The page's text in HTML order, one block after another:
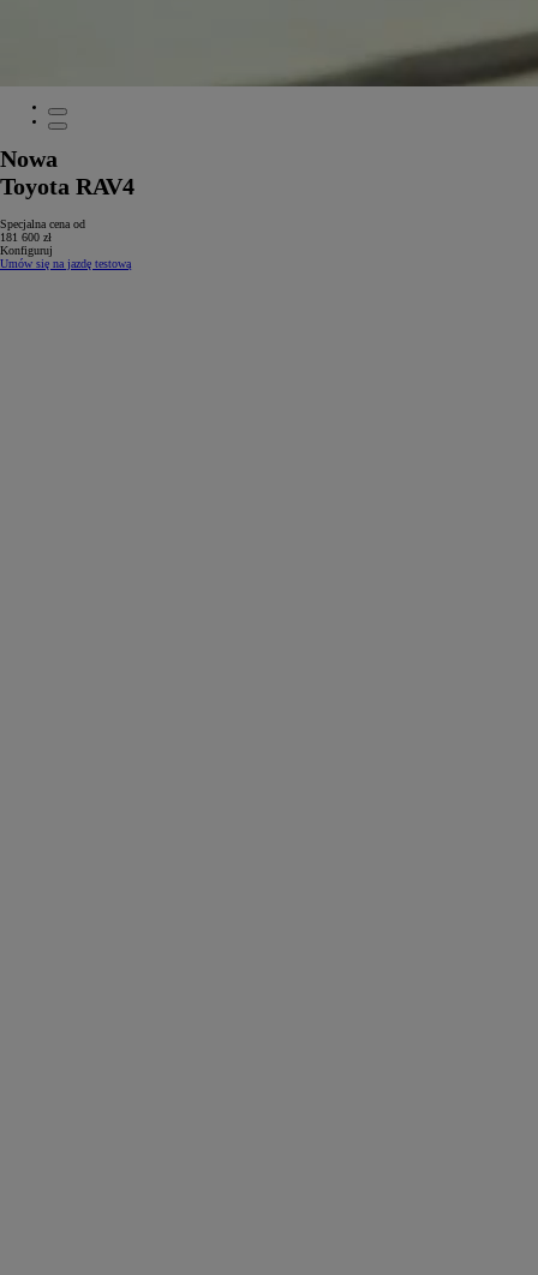
Nowa
Toyota RAV4
Specjalna cena od
181 600 zł
Konfiguruj
Umów się na jazdę testową